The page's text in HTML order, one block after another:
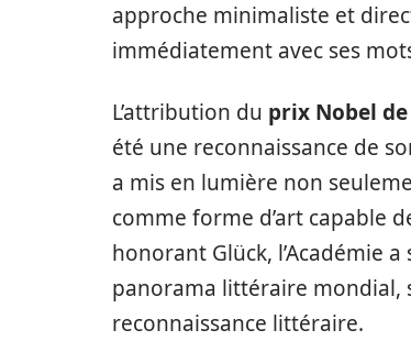
approche minimaliste et
immédiatement avec ses
L’attribution du prix Nobel
été une reconnaissance de
a mis en lumière non
comme forme d’art capable
honorant Glück, l’Académie
panorama littéraire mondial,
reconnaissance littéraire.